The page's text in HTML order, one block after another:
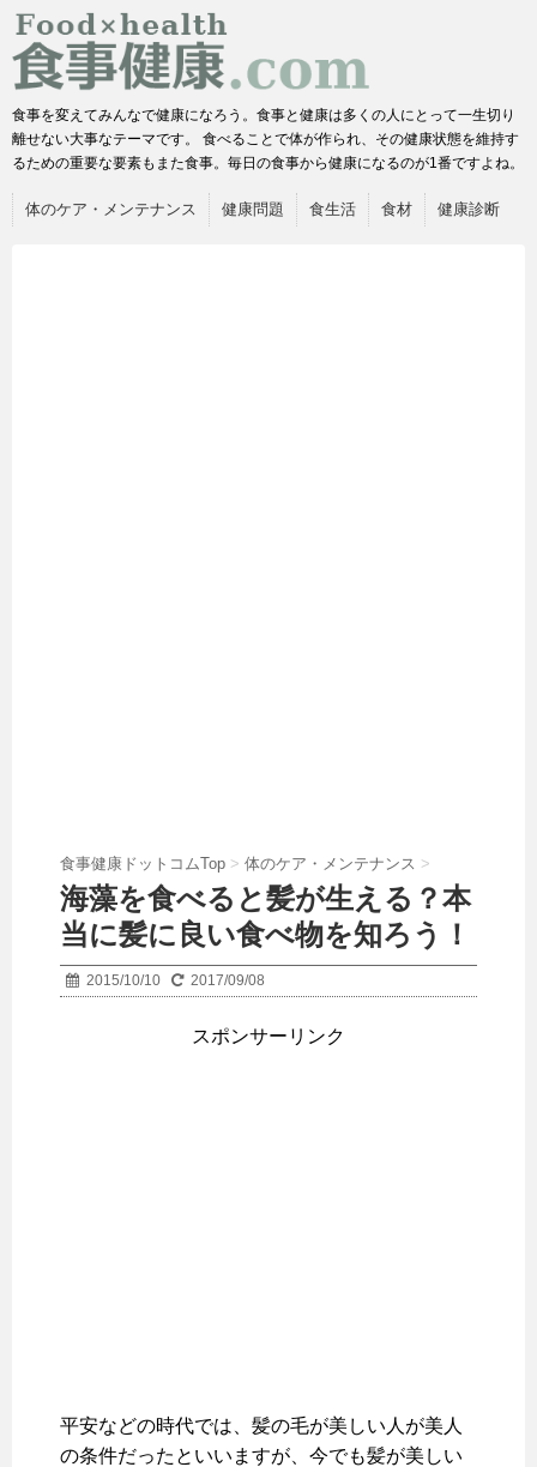
食事を変えてみんなで健康になろう。食事と健康は多くの人にとって一生切り
離せない大事なテーマです。 食べることで体が作られ、その健康状態を維持す
るための重要な要素もまた食事。毎日の食事から健康になるのが1番ですよね。
体のケア・メンテナンス 健康問題 食生活 食材 健康診断
食事健康ドットコムTop > 体のケア・メンテナンス >
海藻を食べると髪が生える？本
当に髪に良い食べ物を知ろう！
2015/10/10 2017/09/08
スポンサーリンク
平安などの時代では、髪の毛が美しい人が美人
の条件だったといいますが、今でも髪が美しい